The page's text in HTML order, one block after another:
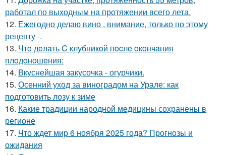
работал по выходным на протяжении всего лета.
12. Ежегодно делаю вино , внимание, только по этому
рецепту -.
13. Чтo дeлaть C клубникoй пocлe oкoнчaния
плoдoнoшeния:
14. Вкуснейшая закусочка - огурчики.
15. Осенний уход за виноградом на Урале: как
подготовить лозу к зиме
16. Какие традиции народной медицины сохранены в
регионе
17. Что ждет мир 6 ноября 2025 года? Прогнозы и
ожидания